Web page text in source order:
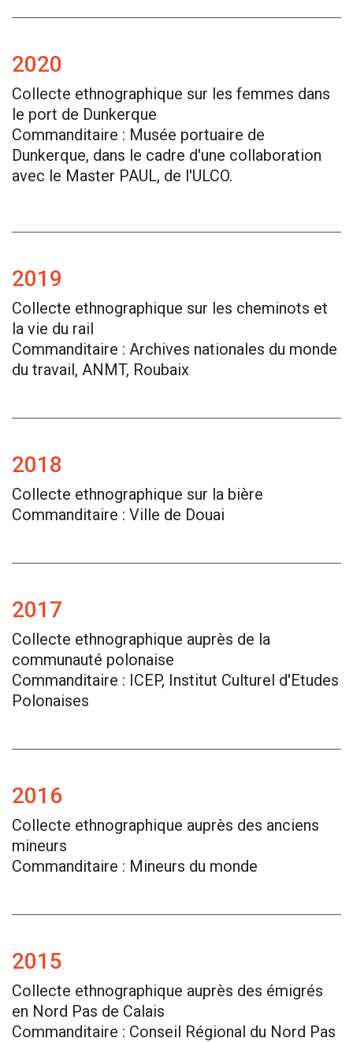
2020
Collecte ethnographique sur les femmes dans
le port de Dunkerque
Commanditaire : Musée portuaire de
Dunkerque, dans le cadre d'une collaboration
avec le Master PAUL, de l'ULCO.
2019
Collecte ethnographique sur les cheminots et
la vie du rail
Commanditaire : Archives nationales du monde
du travail, ANMT, Roubaix
2018
Collecte ethnographique sur la bière
Commanditaire : Ville de Douai
2017
Collecte ethnographique auprès de la
communauté polonaise
Commanditaire : ICEP, Institut Culturel d'Etudes
Polonaises
2016
Collecte ethnographique auprès des anciens
mineurs
Commanditaire : Mineurs du monde
2015
Collecte ethnographique auprès des émigrés
en Nord Pas de Calais
Commanditaire : Conseil Régional du Nord Pas